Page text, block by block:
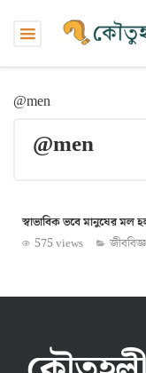
@men
@men
স্বাভাবিক ভবে মানুষের মল
575 views